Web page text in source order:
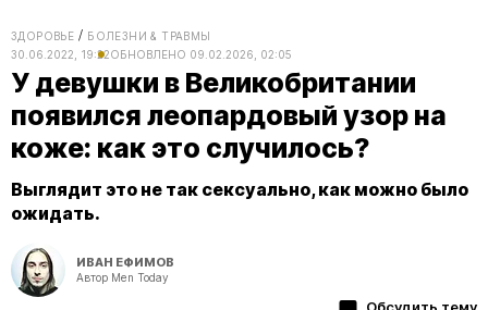
ЗДОРОВЬЕ
БОЛЕЗНИ & ТРАВМЫ
30.06.2022, 19:22ОБНОВЛЕНО 09.02.2026, 02:05
У девушки в Великобритании
появился леопардовый узор на
коже: как это случилось?
Выглядит это не так сексуально, как можно было
ожидать.
ИВАН ЕФИМОВ
Автор Men Today